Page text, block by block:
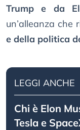
Trump e da
un’alleanza che
e della politica
LEGGI ANCHE
Chi è Elon
Tesla e